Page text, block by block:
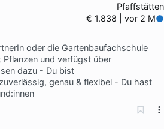
Pfaffstätten
€ 1.838 | vor 2 M
oder die Gartenbaufachschule
und verfügst über
dazu - Du bist
genau & flexibel - Du hast